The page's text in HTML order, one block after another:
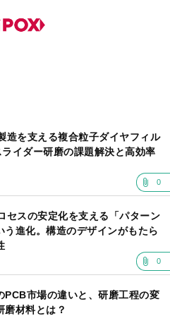
造を支える複合粒子ダイヤフィル
イダー研磨の課題解決と高効率
0
セスの安定化を支える「パターン
う進化。構造のデザインがもたら
0
PCB市場の違いと、研磨工程の変
磨材料とは？